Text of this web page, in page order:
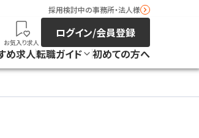
採用検討中の事務所・法人様
お気入り求人
ログイン/会員登録
め求人転職ガイド 初めての方へ